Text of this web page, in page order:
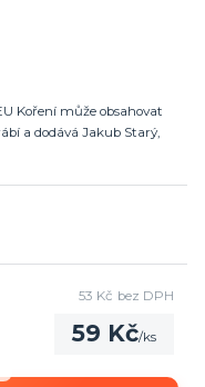
Koření může obsahovat
a dodává Jakub Starý,
59 Kč/ks
53 Kč bez DPH